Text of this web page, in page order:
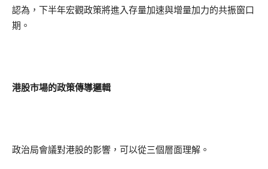
認為，下半年宏觀政策將進入存量加速與增量加力的共振窗口
期。
港股市場的政策傳導邏輯
政治局會議對港股的影響，可以從三個層面理解。